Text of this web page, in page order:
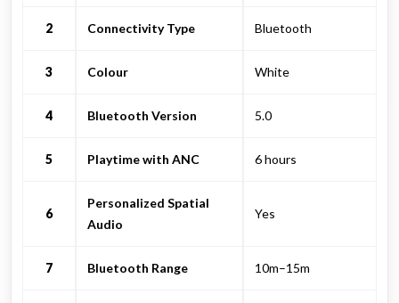
2 Connectivity Type Bluetooth
3 Colour White
4 Bluetooth Version 5.0
5 Playtime with ANC 6 hours
6
Personalized Spatial
Audio
Yes
7 Bluetooth Range 10m–15m